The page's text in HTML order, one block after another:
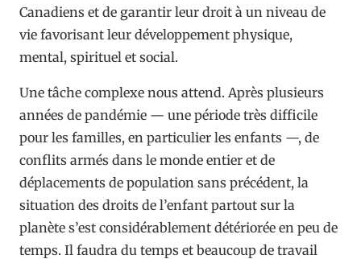
Canadiens et de garantir leur droit à un niveau de
vie favorisant leur développement physique,
mental, spirituel et social.
Une tâche complexe nous attend. Après plusieurs
années de pandémie — une période très difficile
pour les familles, en particulier les enfants —, de
conflits armés dans le monde entier et de
déplacements de population sans précédent, la
situation des droits de l’enfant partout sur la
planète s’est considérablement détériorée en peu de
temps. Il faudra du temps et beaucoup de travail